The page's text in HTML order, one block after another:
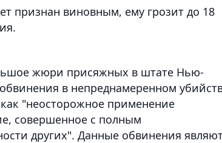
признан виновным, ему грозит до 18
жюри присяжных в штате Нью-
в непреднамеренном
"неосторожное применение
совершенное с полным
других". Данные обвинения